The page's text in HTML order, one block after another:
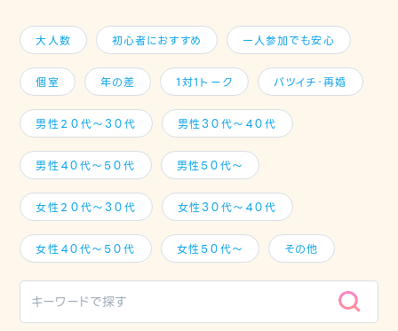
大人数 初心者におすすめ 一人参加でも安心
個室 年の差 1対1トーク バツイチ・再婚
男性２０代～３０代 男性３０代～４０代
男性４０代～５０代 男性５０代～
女性２０代～３０代 女性３０代～４０代
女性４０代～５０代 女性５０代～ その他